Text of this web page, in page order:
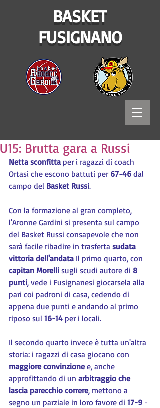
BASKET
FUSIGNANO
U15: Brutta gara a Russi
Netta sconfitta per i ragazzi di coach
Ortasi che escono battuti per 67-46 dal
campo del Basket Russi.
Con la formazione al gran completo,
l'Aronne Gardini si presenta sul campo
del Basket Russi consapevole che non
sarà facile ribadire in trasferta sudata
vittoria dell'andata Il primo quarto, con
capitan Morelli sugli scudi autore di 8
punti, vede i Fusignanesi giocarsela alla
pari coi padroni di casa, cedendo di
appena due punti e andando al primo
riposo sul 16-14 per i locali.
Il secondo quarto invece è tutta un'altra
storia: i ragazzi di casa giocano con
maggiore convinzione e, anche
approfittando di un arbitraggio che
lascia parecchio correre, mettono a
segno un parziale in loro favore di 17-9 -